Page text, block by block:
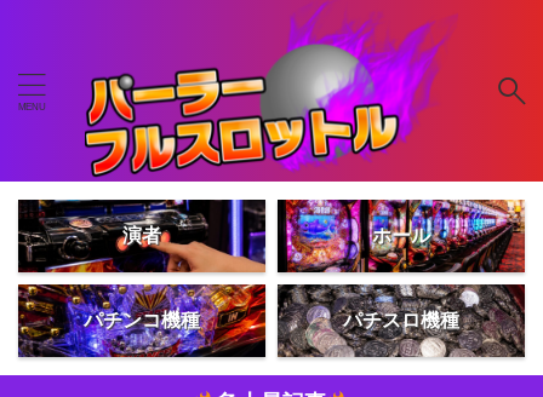
演者 ホール
パチンコ機種 パチスロ機種